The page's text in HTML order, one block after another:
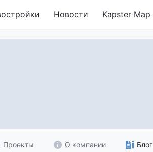
Новости Kapster Map
Проекты О компании Блог